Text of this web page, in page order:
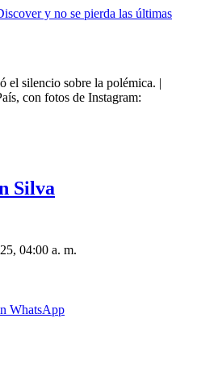
y no se pierda las últimas
el silencio sobre la polémica. |
con fotos de Instagram:
Silva
04:00 a. m.
WhatsApp